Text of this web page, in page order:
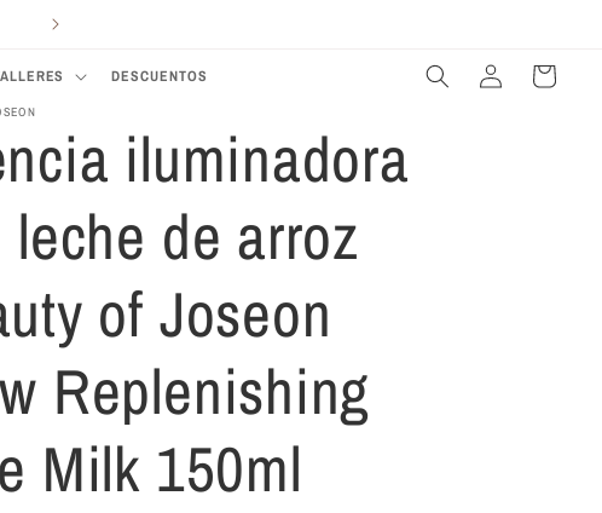
DESCUENTOS
Iniciar
sesión
Carrito
iluminadora
leche de arroz
of Joseon
Replenishing
Milk 150ml